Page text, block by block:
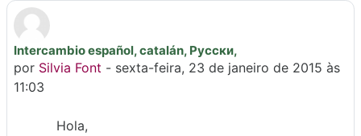
Intercambio español, catalán, Русски,
por Silvia Font - sexta-feira, 23 de janeiro de 2015 às
11:03
Número de respostas: 0
Hola,